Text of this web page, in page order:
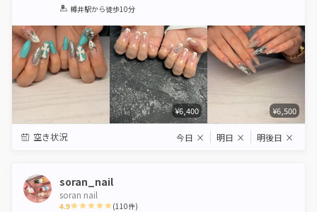
1 2 3 4 5
樽井駅から徒歩10分
¥6,400 ¥6,500
空き状況 今日 × 明日 × 明後日 ×
soran_nail
soran nail
4.9 (110件)